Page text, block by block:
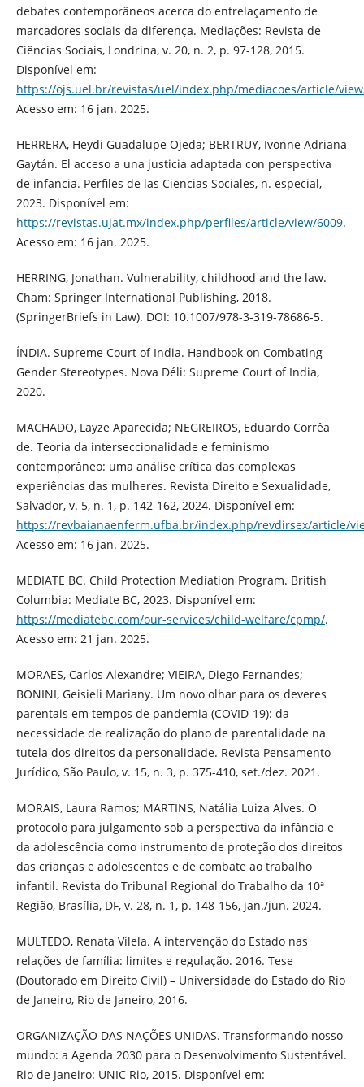
debates contemporâneos acerca do entrelaçamento de
marcadores sociais da diferença. Mediações: Revista de
Ciências Sociais, Londrina, v. 20, n. 2, p. 97-128, 2015.
Disponível em:
https://ojs.uel.br/revistas/uel/index.php/mediacoes/article/
Acesso em: 16 jan. 2025.
HERRERA, Heydi Guadalupe Ojeda; BERTRUY, Ivonne Adriana
Gaytán. El acceso a una justicia adaptada con perspectiva
de infancia. Perfiles de las Ciencias Sociales, n. especial,
2023. Disponível em:
https://revistas.ujat.mx/index.php/perfiles/article/view/6009.
Acesso em: 16 jan. 2025.
HERRING, Jonathan. Vulnerability, childhood and the law.
Cham: Springer International Publishing, 2018.
(SpringerBriefs in Law). DOI: 10.1007/978-3-319-78686-5.
ÍNDIA. Supreme Court of India. Handbook on Combating
Gender Stereotypes. Nova Déli: Supreme Court of India,
2020.
MACHADO, Layze Aparecida; NEGREIROS, Eduardo Corrêa
de. Teoria da interseccionalidade e feminismo
contemporâneo: uma análise crítica das complexas
experiências das mulheres. Revista Direito e Sexualidade,
Salvador, v. 5, n. 1, p. 142-162, 2024. Disponível em:
https://revbaianaenferm.ufba.br/index.php/revdirsex/article/
Acesso em: 16 jan. 2025.
MEDIATE BC. Child Protection Mediation Program. British
Columbia: Mediate BC, 2023. Disponível em:
https://mediatebc.com/our-services/child-welfare/cpmp/.
Acesso em: 21 jan. 2025.
MORAES, Carlos Alexandre; VIEIRA, Diego Fernandes;
BONINI, Geisieli Mariany. Um novo olhar para os deveres
parentais em tempos de pandemia (COVID-19): da
necessidade de realização do plano de parentalidade na
tutela dos direitos da personalidade. Revista Pensamento
Jurídico, São Paulo, v. 15, n. 3, p. 375-410, set./dez. 2021.
MORAIS, Laura Ramos; MARTINS, Natália Luiza Alves. O
protocolo para julgamento sob a perspectiva da infância e
da adolescência como instrumento de proteção dos direitos
das crianças e adolescentes e de combate ao trabalho
infantil. Revista do Tribunal Regional do Trabalho da 10ª
Região, Brasília, DF, v. 28, n. 1, p. 148-156, jan./jun. 2024.
MULTEDO, Renata Vilela. A intervenção do Estado nas
relações de família: limites e regulação. 2016. Tese
(Doutorado em Direito Civil) – Universidade do Estado do Rio
de Janeiro, Rio de Janeiro, 2016.
ORGANIZAÇÃO DAS NAÇÕES UNIDAS. Transformando nosso
mundo: a Agenda 2030 para o Desenvolvimento Sustentável.
Rio de Janeiro: UNIC Rio, 2015. Disponível em: